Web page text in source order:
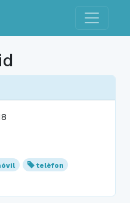
Toggle
telèfon